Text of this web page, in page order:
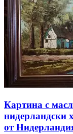
Картина с
нидерландски
от